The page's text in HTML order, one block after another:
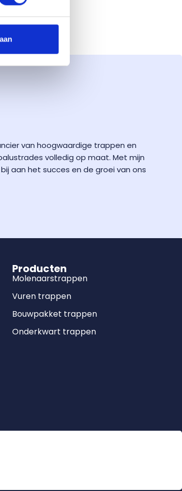
trap!
van hoogwaardige trappen en
volledig op maat. Met mijn
aan het succes en de groei van ons
Producten
Molenaarstrappen
Vuren trappen
Bouwpakket trappen
Onderkwart trappen